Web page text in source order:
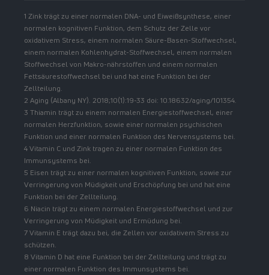
1 Zink trägt zu einer normalen DNA- und Eiweißsynthese, einer
normalen kognitiven Funktion, dem Schutz der Zelle vor
oxidativem Stress, einem normalen Säure-Basen-Stoffwechsel,
einem normalen Kohlenhydrat-Stoffwechsel, einem normalen
Stoffwechsel von Makro-nährstoffen und einem normalen
Fettsäurestoffwechsel bei und hat eine Funktion bei der
Zellteilung.
2 Aging (Albany NY). 2018;10(1):19-33 doi: 10.18632/aging/101354.
3 Thiamin trägt zu einem normalen Energiestoffwechsel, einer
normalen Herzfunktion, sowie einer normalen psychischen
Funktion und einer normalen Funktion des Nervensystems bei.
4 Vitamin C und Zink tragen zu einer normalen Funktion des
Immunsystems bei.
5 Eisen trägt zu einer normalen kognitiven Funktion, sowie zur
Verringerung von Müdigkeit und Erschöpfung bei und hat eine
Funktion bei der Zellteilung.
6 Niacin trägt zu einem normalen Energiestoffwechsel und zur
Verringerung von Müdigkeit und Ermüdung bei.
7 Vitamin E trägt dazu bei, die Zellen vor oxidativem Stress zu
schützen.
8 Vitamin D hat eine Funktion bei der Zellteilung und trägt zu
einer normalen Funktion des Immunsystems bei.